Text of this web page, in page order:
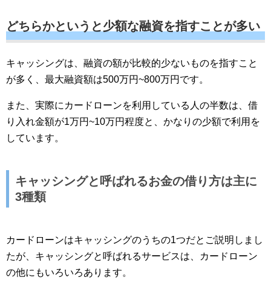
どちらかというと少額な融資を指すことが多い
キャッシングは、融資の額が比較的少ないものを指すこと
が多く、最大融資額は500万円~800万円です。
また、実際にカードローンを利用している人の半数は、借
り入れ金額が1万円~10万円程度と、かなりの少額で利用を
しています。
キャッシングと呼ばれるお金の借り方は主に
3種類
カードローンはキャッシングのうちの1つだとご説明しまし
たが、キャッシングと呼ばれるサービスは、カードローン
の他にもいろいろあります。